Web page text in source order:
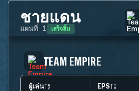
ชายแดน
แผนที่ 1 เสร็จสิ้น
TEAM EMPIRE
ผู้เล่น EPS